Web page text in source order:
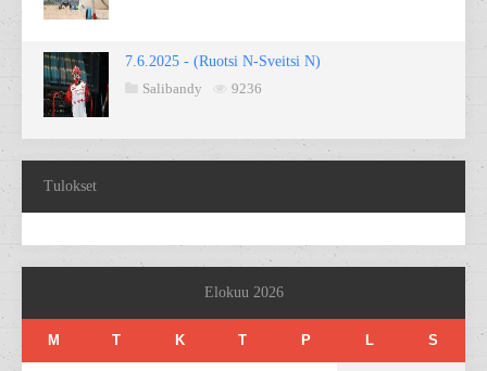
7.6.2025 - (Ruotsi N-Sveitsi N)
Salibandy
9236
Tulokset
Elokuu 2026
M T K T P L S